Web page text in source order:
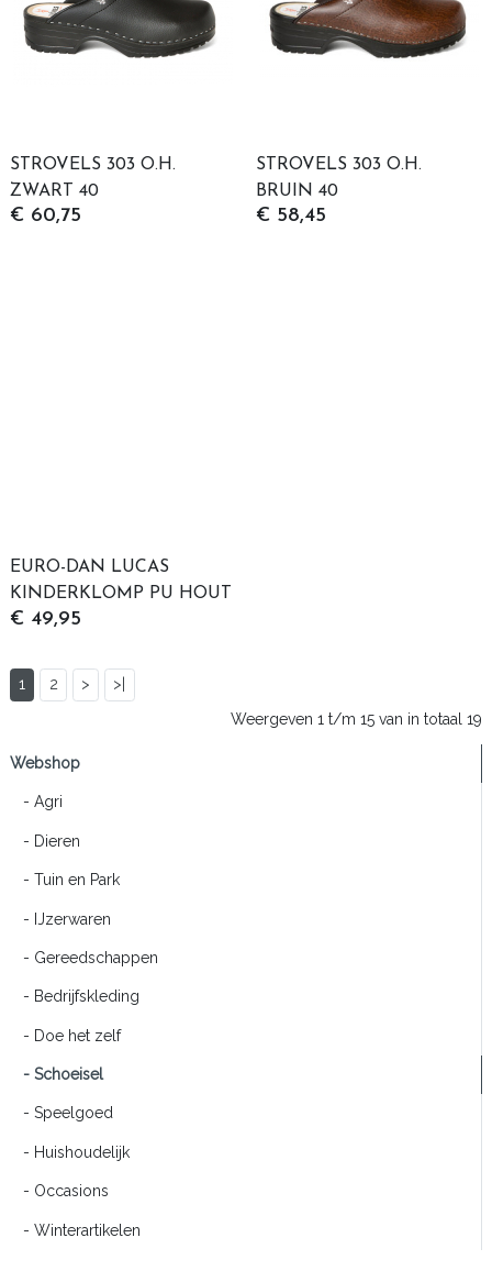
Webshop
- Agri
- Dieren
- Tuin en Park
- IJzerwaren
- Gereedschappen
- Bedrijfskleding
- Doe het zelf
- Schoeisel
- Speelgoed
- Huishoudelijk
- Occasions
- Winterartikelen
STROVELS 303 O.H.
ZWART 40
€ 60,75
STROVELS 303 O.H.
BRUIN 40
€ 58,45
EURO-DAN LUCAS
KINDERKLOMP PU HOUT
ZWART D.H. 25
€ 49,95
1 2 >
>|
Weergeven 1 t/m 15 van in totaal 19